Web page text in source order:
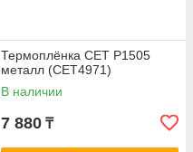
Термоплёнка CET P1505
металл (CET4971)
В наличии
7 880 ₸